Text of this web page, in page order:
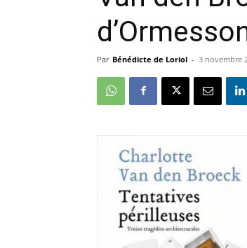
Par Bénédicte de Loriol - 3 novembre